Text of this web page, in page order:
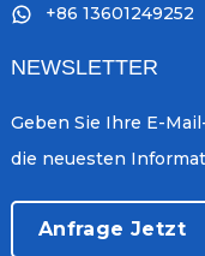
+86 13601249252
NEWSLETTER
Geben Sie Ihre E-
die neuesten
Anfrage Jetzt